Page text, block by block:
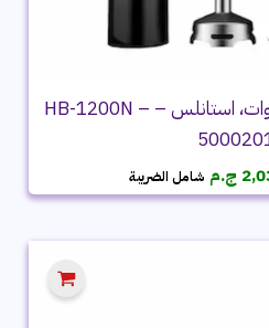
هاند بلندر فريش، 1200 وات، استانلس – HB-1200N –
ج.م.
ج.م السعر
الحالي
2,039 ج.م.
شامل الضريبة